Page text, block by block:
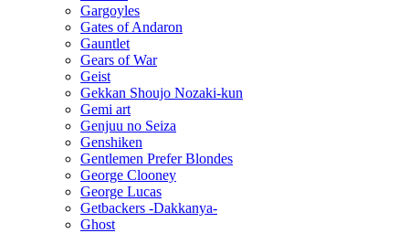
Gargoyles
Gates of Andaron
Gauntlet
Gears of War
Geist
Gekkan Shoujo Nozaki-kun
Gemi art
Genjuu no Seiza
Genshiken
Gentlemen Prefer Blondes
George Clooney
George Lucas
Getbackers -Dakkanya-
Ghost